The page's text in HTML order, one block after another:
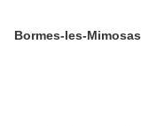
Bormes-les-Mimosas